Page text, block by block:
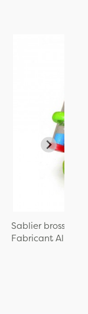
Sablier brosse à
Fabricant